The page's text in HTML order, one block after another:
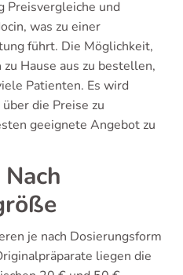
Preisvergleiche und
was zu einer
führt. Die Möglichkeit,
Hause aus zu bestellen,
Patienten. Es wird
die Preise zu
geeignete Angebot zu
je nach Dosierungsform
liegen die